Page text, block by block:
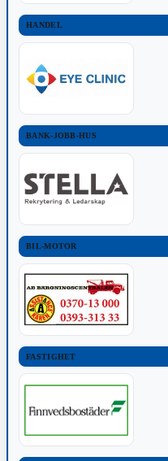
HANDEL
BANK-JOBB-HUS
BIL-MOTOR
FASTIGHET